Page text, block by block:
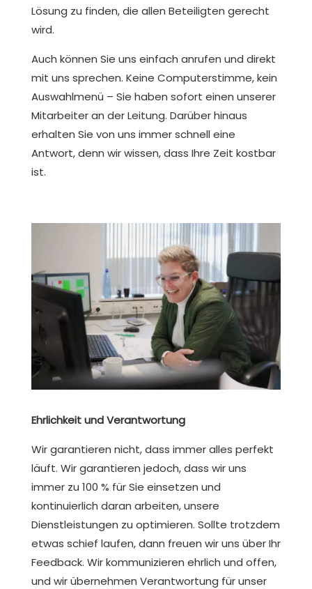
Lösung zu finden, die allen Beteiligten gerecht
wird.
Auch können Sie uns einfach anrufen und direkt
mit uns sprechen. Keine Computerstimme, kein
Auswahlmenü – Sie haben sofort einen unserer
Mitarbeiter an der Leitung. Darüber hinaus
erhalten Sie von uns immer schnell eine
Antwort, denn wir wissen, dass Ihre Zeit kostbar
ist.
Ehrlichkeit und Verantwortung
Wir garantieren nicht, dass immer alles perfekt
läuft. Wir garantieren jedoch, dass wir uns
immer zu 100 % für Sie einsetzen und
kontinuierlich daran arbeiten, unsere
Dienstleistungen zu optimieren. Sollte trotzdem
etwas schief laufen, dann freuen wir uns über Ihr
Feedback. Wir kommunizieren ehrlich und offen,
und wir übernehmen Verantwortung für unser